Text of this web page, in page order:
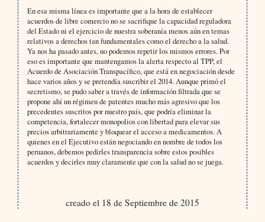
En esa misma línea es importante que a la hora de establecer
acuerdos de libre comercio no se sacrifique la capacidad reguladora
del Estado ni el ejercicio de nuestra soberanía menos aún en temas
relativos a derechos tan fundamentales como el derecho a la salud.
Ya nos ha pasado antes, no podemos repetir los mismos errores. Por
eso es importante que mantengamos la alerta respecto al TPP, el
Acuerdo de Asociación Transpacífico, que está en negociación desde
hace varios años y se pretendía suscribir el 2014. Aunque primó el
secretismo, se pudo saber a través de información filtrada que se
propone ahí un régimen de patentes mucho más agresivo que los
precedentes suscritos por nuestro país, que podría eliminar la
competencia, fortalecer monopolios con libertad para elevar sus
precios arbitrariamente y bloquear el acceso a medicamentos. A
quienes en el Ejecutivo están negociando en nombre de todos los
peruanos, debemos pedirles transparencia sobre estos posibles
acuerdos y decirles muy claramente que con la salud no se juega.
creado el 18 de Septiembre de 2015